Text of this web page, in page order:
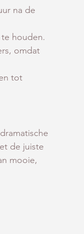
na de
houden.
omdat
tot
de juiste
mooie,